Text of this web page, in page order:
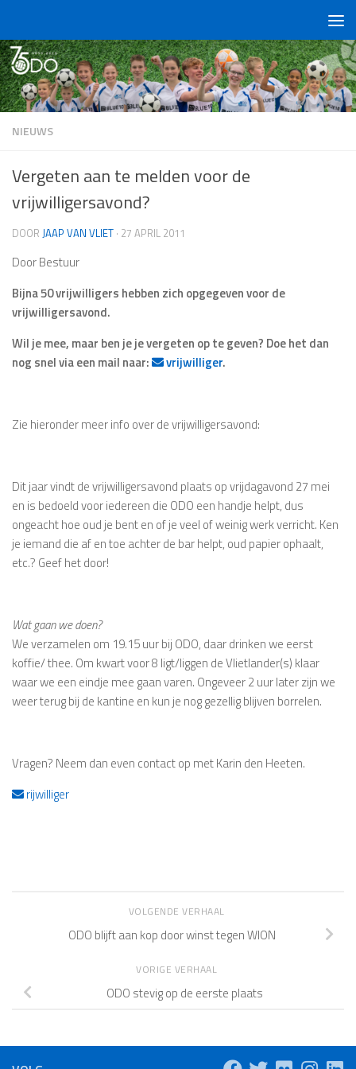
NIEUWS
Vergeten aan te melden voor de
vrijwilligersavond?
DOOR JAAP VAN VLIET · 27 APRIL 2011
Door Bestuur
Bijna 50 vrijwilligers hebben zich opgegeven voor de
vrijwilligersavond.
Wil je mee, maar ben je je vergeten op te geven? Doe het dan
nog snel via een mail naar:
vrijwilliger.
Zie hieronder meer info over de vrijwilligersavond:
Dit jaar vindt de vrijwilligersavond plaats op vrijdagavond 27 mei
en is bedoeld voor iedereen die ODO een handje helpt, dus
ongeacht hoe oud je bent en of je veel of weinig werk verricht. Ken
je iemand die af en toe achter de bar helpt, oud papier ophaalt,
etc.? Geef het door!
Wat gaan we doen?
We verzamelen om 19.15 uur bij ODO, daar drinken we eerst
koffie/ thee. Om kwart voor 8 ligt/liggen de Vlietlander(s) klaar
waar we een eindje mee gaan varen. Ongeveer 2 uur later zijn we
weer terug bij de kantine en kun je nog gezellig blijven borrelen.
Vragen? Neem dan even contact op met Karin den Heeten.
rijwilliger
VOLGENDE VERHAAL
ODO blijft aan kop door winst tegen WION
VORIGE VERHAAL
ODO stevig op de eerste plaats